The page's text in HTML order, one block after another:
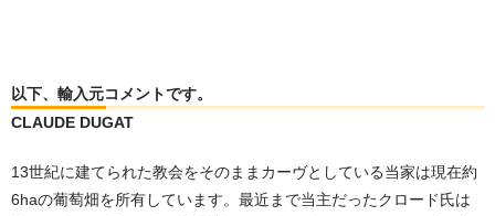
以下、輸入元コメントです。
CLAUDE DUGAT
13世紀に建てられた教会をそのままカーヴとしている当家は現在約
6haの葡萄畑を所有しています。最近まで当主だったクロード氏は